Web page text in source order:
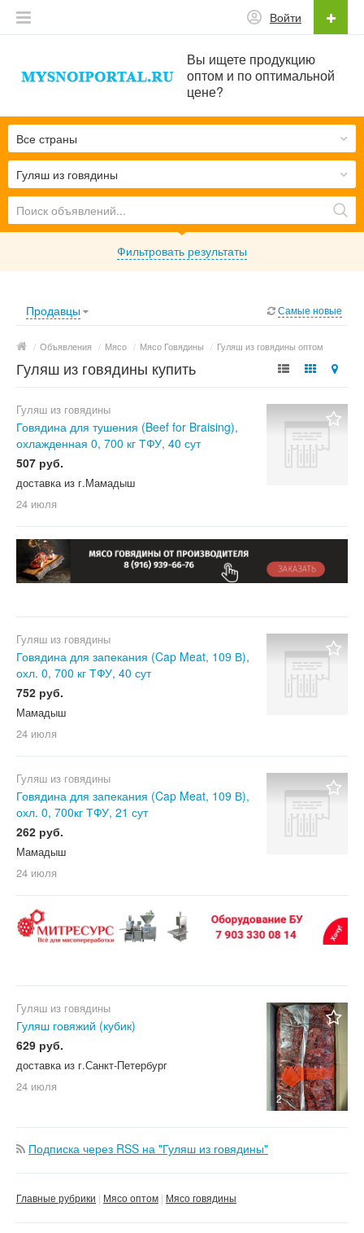
Вы ищете продукцию
оптом и по оптимальной
цене?
Войти
Гуляш из говядины
Все страны
Фильтровать результаты
Продавцы Самые новые
/ Объявления / Мясо / Мясо Говядины / Гуляш из говядины оптом
Гуляш из говядины купить
Гуляш из говядины
Говядина для тушения (Beef for Braising),
охлажденная 0, 700 кг ТФУ, 40 сут
507 руб.
доставка из г.Мамадыш
24 июля
Гуляш из говядины
Говядина для запекания (Cap Meat, 109 В),
охл. 0, 700 кг ТФУ, 40 сут
752 руб.
Мамадыш
24 июля
Гуляш из говядины
Говядина для запекания (Cap Meat, 109 В),
охл. 0, 700кг ТФУ, 21 сут
262 руб.
Мамадыш
24 июля
2
Гуляш из говядины
Гуляш говяжий (кубик)
629 руб.
доставка из г.Санкт-Петербург
24 июля
Подписка через RSS на "Гуляш из говядины"
Главные рубрики Мясо оптом Мясо говядины